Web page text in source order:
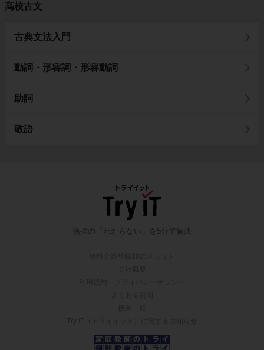
高校古文
古典文法入門
動詞・形容詞・形容動詞
助詞
敬語
勉強の「わからない」を5分で解決